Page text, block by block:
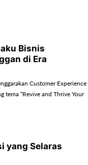
Bisnis
di Era
Customer Experience
tema “Revive and Thrive Your
yang Selaras